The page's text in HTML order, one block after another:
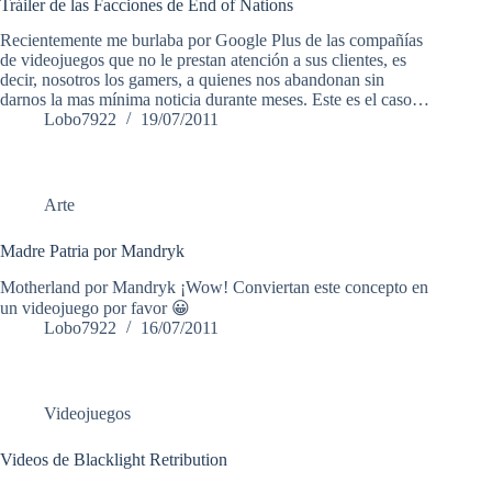
Tráiler de las Facciones de End of Nations
Recientemente me burlaba por Google Plus de las compañías
de videojuegos que no le prestan atención a sus clientes, es
decir, nosotros los gamers, a quienes nos abandonan sin
darnos la mas mínima noticia durante meses. Este es el caso…
Lobo7922
19/07/2011
Arte
Madre Patria por Mandryk
Motherland por Mandryk ¡Wow! Conviertan este concepto en
un videojuego por favor 😀
Lobo7922
16/07/2011
Videojuegos
Videos de Blacklight Retribution